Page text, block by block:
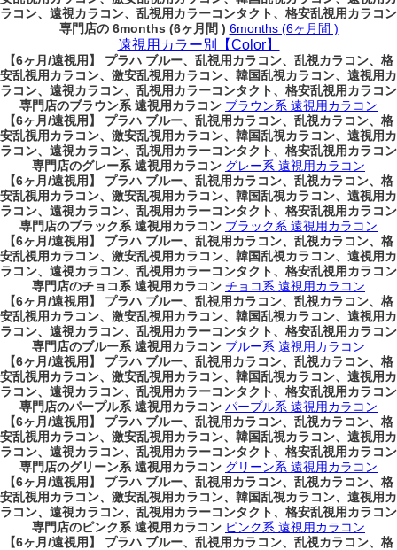
ラコン、遠視カラコン、乱視用カラーコンタクト、格安乱視用カラコン
専門店の 6months (6ヶ月間 ) 6months (6ヶ月間 )
遠視用カラー別【Color】
【6ヶ月/遠視用】 プラハ ブルー、乱視用カラコン、乱視カラコン、格
安乱視用カラコン、激安乱視用カラコン、韓国乱視カラコン、遠視用カ
ラコン、遠視カラコン、乱視用カラーコンタクト、格安乱視用カラコン
専門店のブラウン系 遠視用カラコン ブラウン系 遠視用カラコン
【6ヶ月/遠視用】 プラハ ブルー、乱視用カラコン、乱視カラコン、格
安乱視用カラコン、激安乱視用カラコン、韓国乱視カラコン、遠視用カ
ラコン、遠視カラコン、乱視用カラーコンタクト、格安乱視用カラコン
専門店のグレー系 遠視用カラコン グレー系 遠視用カラコン
【6ヶ月/遠視用】 プラハ ブルー、乱視用カラコン、乱視カラコン、格
安乱視用カラコン、激安乱視用カラコン、韓国乱視カラコン、遠視用カ
ラコン、遠視カラコン、乱視用カラーコンタクト、格安乱視用カラコン
専門店のブラック系 遠視用カラコン ブラック系 遠視用カラコン
【6ヶ月/遠視用】 プラハ ブルー、乱視用カラコン、乱視カラコン、格
安乱視用カラコン、激安乱視用カラコン、韓国乱視カラコン、遠視用カ
ラコン、遠視カラコン、乱視用カラーコンタクト、格安乱視用カラコン
専門店のチョコ系 遠視用カラコン チョコ系 遠視用カラコン
【6ヶ月/遠視用】 プラハ ブルー、乱視用カラコン、乱視カラコン、格
安乱視用カラコン、激安乱視用カラコン、韓国乱視カラコン、遠視用カ
ラコン、遠視カラコン、乱視用カラーコンタクト、格安乱視用カラコン
専門店のブルー系 遠視用カラコン ブルー系 遠視用カラコン
【6ヶ月/遠視用】 プラハ ブルー、乱視用カラコン、乱視カラコン、格
安乱視用カラコン、激安乱視用カラコン、韓国乱視カラコン、遠視用カ
ラコン、遠視カラコン、乱視用カラーコンタクト、格安乱視用カラコン
専門店のパープル系 遠視用カラコン パープル系 遠視用カラコン
【6ヶ月/遠視用】 プラハ ブルー、乱視用カラコン、乱視カラコン、格
安乱視用カラコン、激安乱視用カラコン、韓国乱視カラコン、遠視用カ
ラコン、遠視カラコン、乱視用カラーコンタクト、格安乱視用カラコン
専門店のグリーン系 遠視用カラコン グリーン系 遠視用カラコン
【6ヶ月/遠視用】 プラハ ブルー、乱視用カラコン、乱視カラコン、格
安乱視用カラコン、激安乱視用カラコン、韓国乱視カラコン、遠視用カ
ラコン、遠視カラコン、乱視用カラーコンタクト、格安乱視用カラコン
専門店のピンク系 遠視用カラコン ピンク系 遠視用カラコン
【6ヶ月/遠視用】 プラハ ブルー、乱視用カラコン、乱視カラコン、格